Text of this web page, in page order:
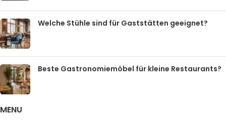
Welche Stühle sind für Gaststätten geeignet?
Beste Gastronomiemöbel für kleine Restaurants?
MENU